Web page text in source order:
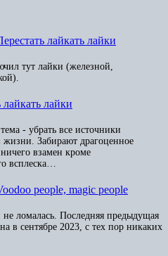
лайкать лайки
тут лайки (железной,
лайкать лайки
- убрать все источники
жизни. Забирают драгоценное
взамен кроме
всплеска…
people, magic people
ломалась. Последняя предыдущая
в сентябре 2023, с тех пор никаких